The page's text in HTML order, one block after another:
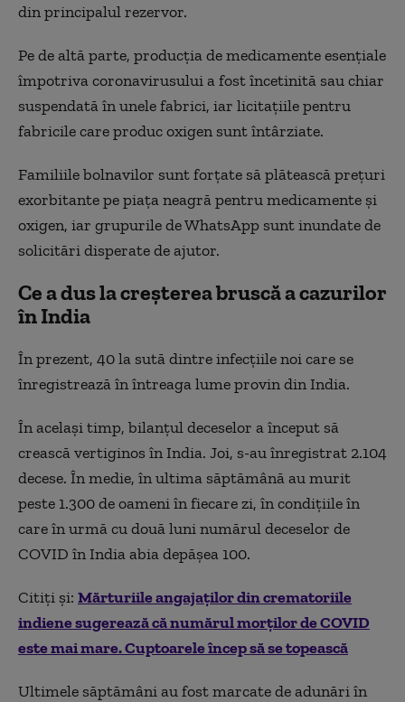
din principalul rezervor.
Pe de altă parte, producţia de medicamente esenţiale
împotriva coronavirusului a fost încetinită sau chiar
suspendată în unele fabrici, iar licitaţiile pentru
fabricile care produc oxigen sunt întârziate.
Familiile bolnavilor sunt forţate să plătească preţuri
exorbitante pe piaţa neagră pentru medicamente şi
oxigen, iar grupurile de WhatsApp sunt inundate de
solicitări disperate de ajutor.
Ce a dus la creșterea bruscă a cazurilor
în India
În prezent, 40 la sută dintre infecțiile noi care se
înregistrează în întreaga lume provin din India.
În același timp, bilanțul deceselor a început să
crească vertiginos în India. Joi, s-au înregistrat 2.104
decese. În medie, în ultima săptămână au murit
peste 1.300 de oameni în fiecare zi, în condițiile în
care în urmă cu două luni numărul deceselor de
COVID în India abia depășea 100.
Citiți și: Mărturiile angajaților din crematoriile
indiene sugerează că numărul morților de COVID
este mai mare. Cuptoarele încep să se topească
Ultimele săptămâni au fost marcate de adunări în